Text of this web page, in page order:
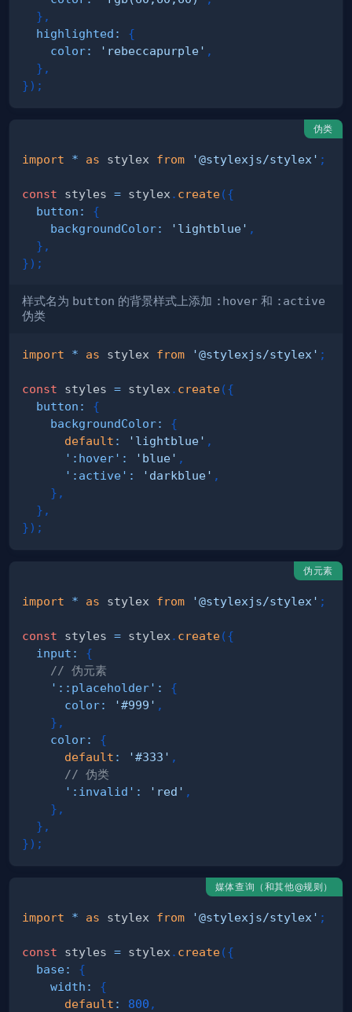
} ,
highlighted :
{
color: 'rebeccapurple' ,
} ,
}) ;
伪类
import * as stylex from '@stylexjs/stylex' ;
const styles = stylex . create({
button :
{
backgroundColor: 'lightblue' ,
} ,
}) ;
样式名为 button 的背景样式上添加 :hover 和 :active
伪类
import * as stylex from '@stylexjs/stylex' ;
const styles = stylex . create({
button :
{
backgroundColor:
{
default : 'lightblue' ,
':hover' : 'blue' ,
':active' : 'darkblue' ,
} ,
} ,
}) ;
伪元素
import * as stylex from '@stylexjs/stylex' ;
const styles = stylex . create({
input :
{
// 伪元素
'::placeholder' :
{
color: '#999' ,
} ,
color:
{
default : '#333' ,
// 伪类
':invalid' : 'red' ,
} ,
} ,
}) ;
媒体查询（和其他@规则）
import * as stylex from '@stylexjs/stylex' ;
const styles = stylex . create({
base:
{
width :
{
default : 800 ,